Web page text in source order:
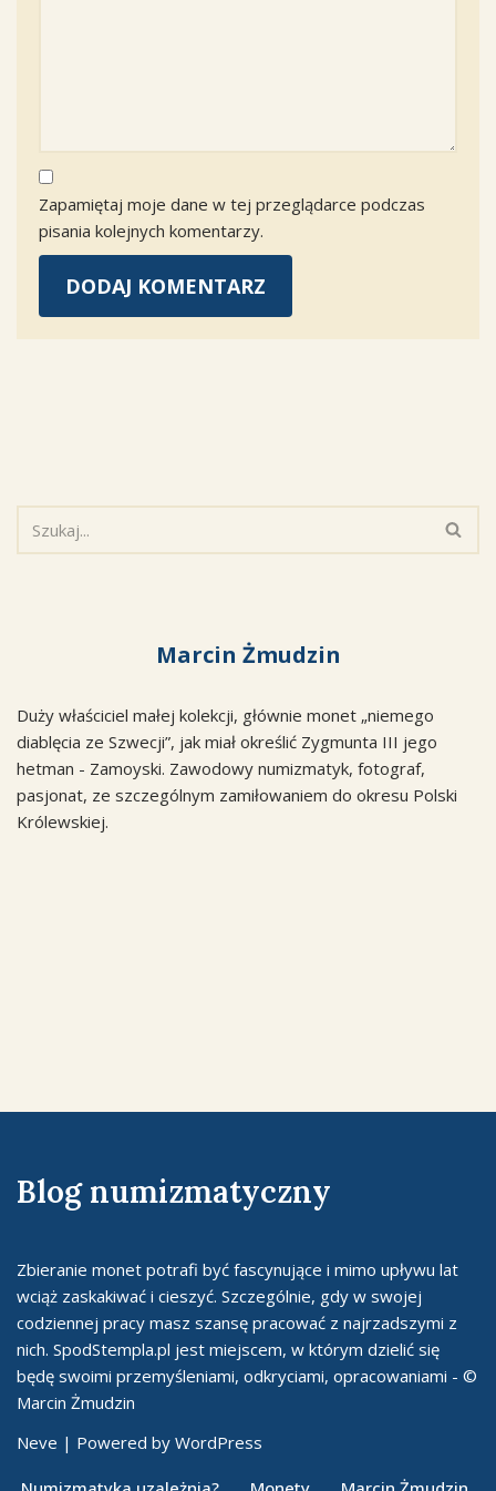
Zapamiętaj moje dane w tej przeglądarce podczas
pisania kolejnych komentarzy.
Marcin Żmudzin
Duży właściciel małej kolekcji, głównie monet „niemego
diablęcia ze Szwecji”, jak miał określić Zygmunta III jego
hetman - Zamoyski. Zawodowy numizmatyk, fotograf,
pasjonat, ze szczególnym zamiłowaniem do okresu Polski
Królewskiej.
Blog numizmatyczny
Zbieranie monet potrafi być fascynujące i mimo upływu lat
wciąż zaskakiwać i cieszyć. Szczególnie, gdy w swojej
codziennej pracy masz szansę pracować z najrzadszymi z
nich. SpodStempla.pl jest miejscem, w którym dzielić się
będę swoimi przemyśleniami, odkryciami, opracowaniami - ©
Marcin Żmudzin
Neve | Powered by WordPress